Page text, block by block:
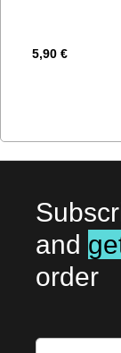
5,90 €
and
order